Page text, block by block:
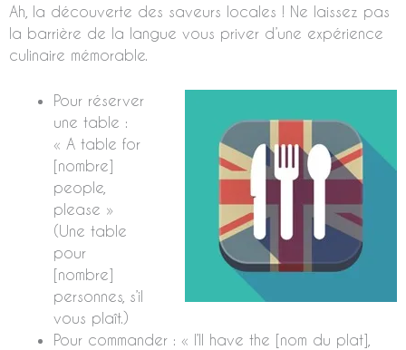
Ah, la découverte des saveurs locales ! Ne laissez pas
la barrière de la langue vous priver d’une expérience
culinaire mémorable.
Pour réserver
une table :
« A table for
[nombre]
people,
please »
(Une table
pour
[nombre]
personnes, s’il
vous plaît.)
Pour commander : « I’ll have the [nom du plat],